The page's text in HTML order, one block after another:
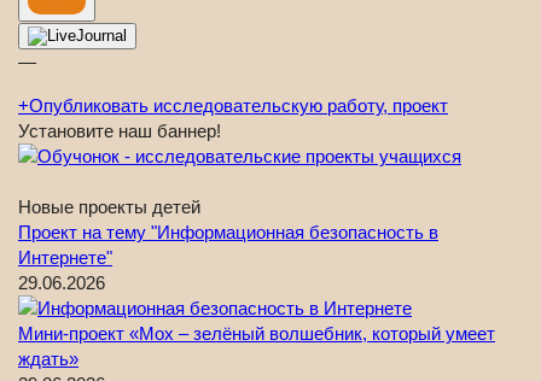
—
+Опубликовать исследовательскую работу, проект
Установите наш баннер!
Новые проекты детей
Проект на тему "Информационная безопасность в
Интернете"
29.06.2026
Мини-проект «Мох – зелёный волшебник, который умеет
ждать»